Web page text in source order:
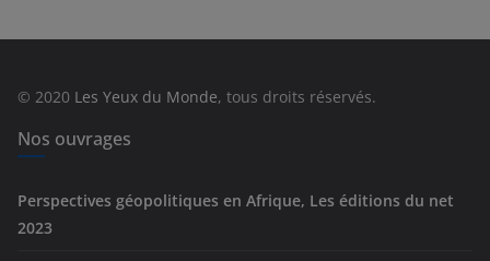
e
s
© 2020 Les Yeux du Monde, tous droits réservés.
Nos ouvrages
Perspectives géopolitiques en Afrique, Les éditions du net
2023